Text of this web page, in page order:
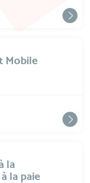
Mobile
la
la paie